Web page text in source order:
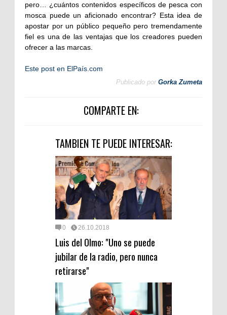
pero… ¿cuántos contenidos específicos de pesca con
mosca puede un aficionado encontrar? Esta idea de
apostar por un público pequeño pero tremendamente
fiel es una de las ventajas que los creadores pueden
ofrecer a las marcas.
Este post en ElPaís.com
Publicado por Gorka Zumeta
COMPARTE EN:
TAMBIEN TE PUEDE INTERESAR:
0 26.10.2018
Luis del Olmo: "Uno se puede
jubilar de la radio, pero nunca
retirarse"